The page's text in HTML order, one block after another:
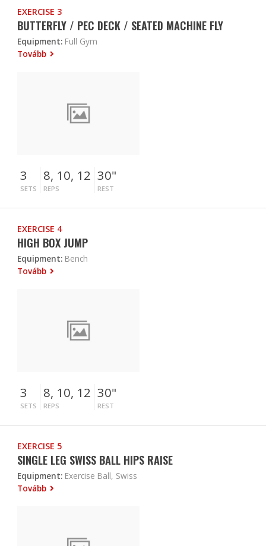
EXERCISE 3
BUTTERFLY / PEC DECK / SEATED MACHINE FLY
Equipment: Full Gym
Tovább
3
SETS
8, 10, 12
REPS
30"
REST
EXERCISE 4
HIGH BOX JUMP
Equipment: Bench
Tovább
3
SETS
8, 10, 12
REPS
30"
REST
EXERCISE 5
SINGLE LEG SWISS BALL HIPS RAISE
Equipment: Exercise Ball, Swiss
Tovább